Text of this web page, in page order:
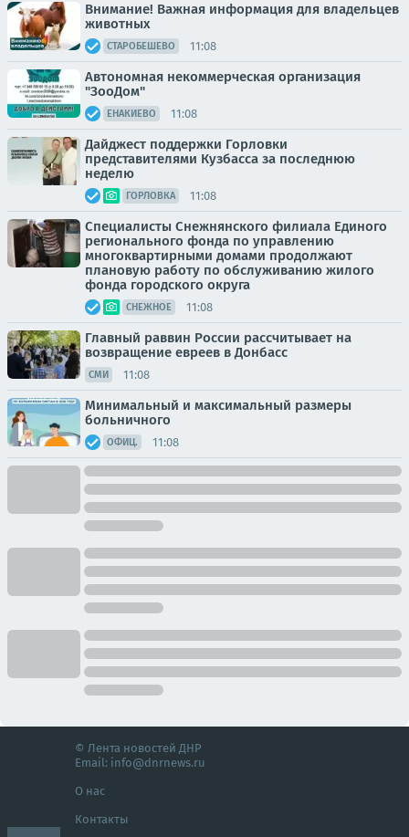
Внимание! Важная информация для владельцев
животных
СТАРОБЕШЕВО 11:08
Автономная некоммерческая организация
"ЗооДом"
ЕНАКИЕВО 11:08
Дайджест поддержки Горловки
представителями Кузбасса за последнюю
неделю
ГОРЛОВКА 11:08
Специалисты Снежнянского филиала Единого
регионального фонда по управлению
многоквартирными домами продолжают
плановую работу по обслуживанию жилого
фонда городского округа
СНЕЖНОЕ 11:08
Главный раввин России рассчитывает на
возвращение евреев в Донбасс
СМИ 11:08
Минимальный и максимальный размеры
больничного
ОФИЦ. 11:08
© Лента новостей ДНР
Email: info@dnrnews.ru
О нас
Контакты